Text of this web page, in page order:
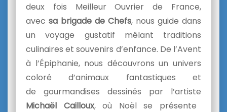
deux fois Meilleur Ouvrier de France,
avec sa brigade de Chefs, nous guide dans
un voyage gustatif mêlant traditions
culinaires et souvenirs d’enfance. De l’Avent
à l’Épiphanie, nous découvrons un univers
coloré d’animaux fantastiques et
de gourmandises dessinés par l’artiste
Michaël Cailloux, où Noël se présente